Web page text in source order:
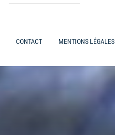
CONTACT MENTIONS LÉGALES